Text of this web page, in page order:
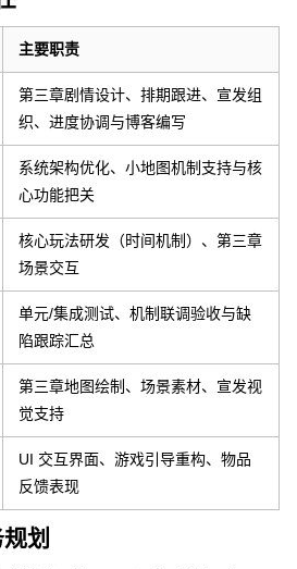
主要职责
第三章剧情设计、排期跟进、宣发组
织、进度协调与博客编写
系统架构优化、小地图机制支持与核
心功能把关
核心玩法研发（时间机制）、第三章
场景交互
单元/集成测试、机制联调验收与缺
陷跟踪汇总
第三章地图绘制、场景素材、宣发视
觉支持
UI 交互界面、游戏引导重构、物品
反馈表现
划